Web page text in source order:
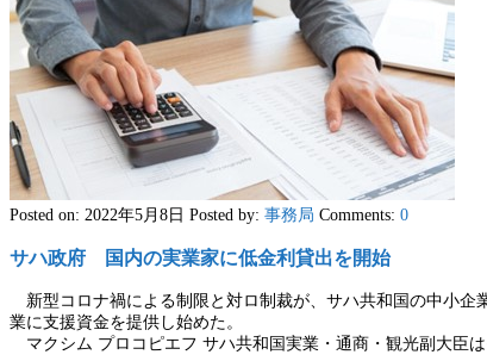
Posted on: 2022年5月8日 Posted by: 事務局 Comments: 0
サハ政府 国内の実業家に低金利貸出を開始
新型コロナ禍による制限と対ロ制裁が、サハ共和国の中小企
業に支援資金を提供し始めた。
マクシム プロコピエフ サハ共和国実業・通商・観光副大臣は